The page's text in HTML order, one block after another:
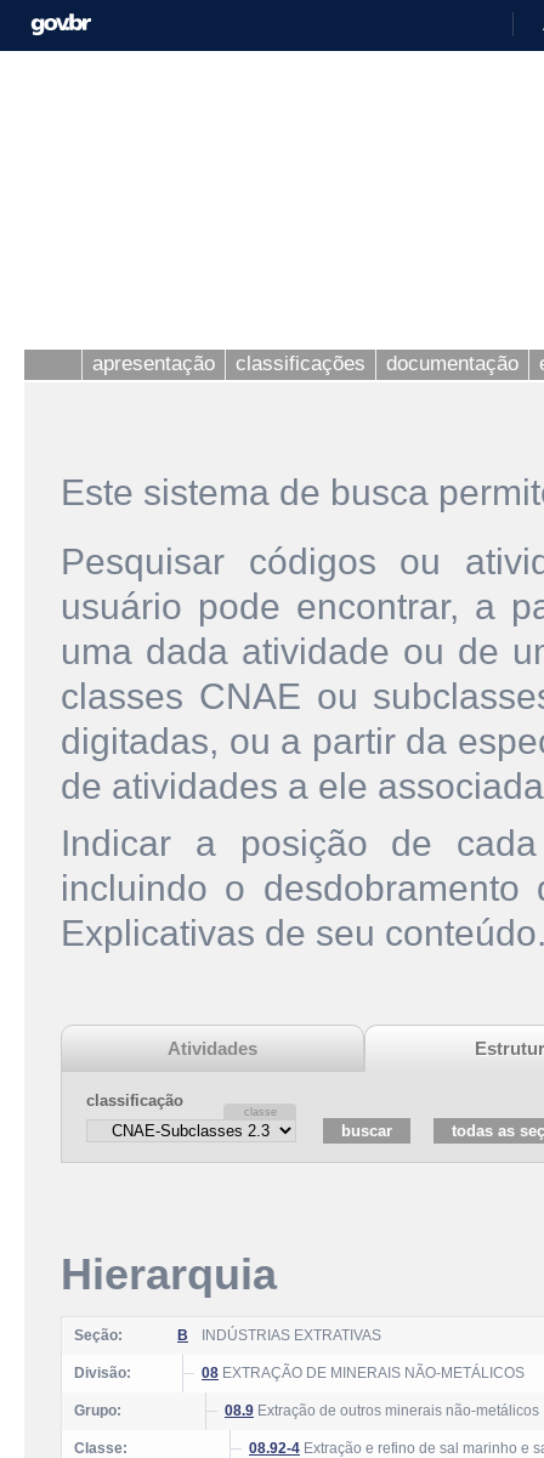
apresentação classificações documentação
Este sistema de busca
Pesquisar códigos ou
usuário pode encontrar, a
uma dada atividade ou de
classes CNAE ou
digitadas, ou a partir da
de atividades a ele
Indicar a posição de
incluindo o
Explicativas de seu
Atividades
classificação
Hierarquia
Seção: B INDÚSTRIAS EXTRATIVAS
Divisão: 08 EXTRAÇÃO DE MINERAIS NÃO-METÁLICOS
Grupo: 08.9 Extração de outros minerais não-metálicos
Classe: 08.92-4 Extração e refino de sal marinho e